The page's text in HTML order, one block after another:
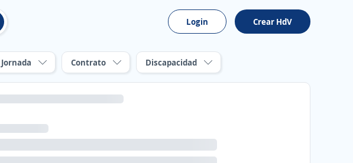
Login Crear HdV
Jornada Contrato Discapacidad